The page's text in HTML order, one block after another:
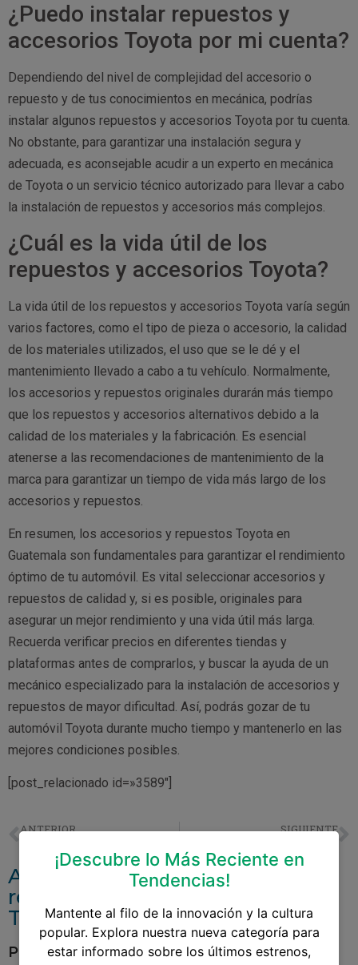
¿Puedo instalar repuestos y
accesorios Toyota por mi cuenta?
Dependiendo del nivel de complejidad del accesorio o
repuesto y de tus conocimientos en mecánica, podrías
instalar algunos repuestos y accesorios Toyota por tu cuenta.
No obstante, para garantizar una instalación segura y
adecuada, es aconsejable acudir a un experto en mecánica
de Toyota o un servicio técnico autorizado para llevar a cabo
la instalación de repuestos y accesorios más complejos.
¿Cuál es la vida útil de los
repuestos y accesorios Toyota?
La vida útil de los repuestos y accesorios Toyota varía según
varios factores, como el tipo de pieza o accesorio, la calidad
de los materiales utilizados, el uso que se le dé y el
mantenimiento llevado a cabo a tu vehículo. Normalmente,
los accesorios y repuestos originales durarán más tiempo
que los repuestos y accesorios alternativos debido a la
calidad de los materiales y la fabricación. Es esencial
atenerse a las recomendaciones de mantenimiento de la
marca para garantizar un tiempo de vida más largo de los
accesorios y repuestos.
En resumen, los accesorios y repuestos Toyota en
Guatemala son fundamentales para garantizar el rendimiento
óptimo de tu automóvil. Es vital seleccionar accesorios y
repuestos de calidad y, si es posible, originales para
asegurar un mejor rendimiento y una vida útil más larga.
Recuerda verificar precios en diferentes tiendas y
plataformas antes de comprarlos, y buscar la ayuda de un
mecánico especializado para la instalación de accesorios y
repuestos de mayor dificultad. Así, podrás gozar de tu
automóvil Toyota durante mucho tiempo y mantenerlo en las
mejores condiciones posibles.
[post_relacionado id=»3589″]
ANTERIOR SIGUIENTE
Accesorios y repuestos
relacionados aAccesorios Para
Toyota Rav4 2011
Pantalla Para Toyota Yaris
¡Descubre lo Más Reciente en
Tendencias!
Mantente al filo de la innovación y la cultura
popular. Explora nuestra nueva categoría para
estar informado sobre los últimos estrenos,